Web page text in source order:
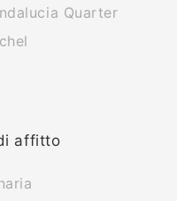
Quarter
affitto